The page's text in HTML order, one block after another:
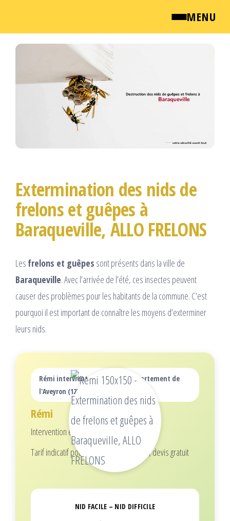
MENU
QUI SOMMES NOUS ?
NEWSROOM
Passer
Extermination des nids de
frelons et guêpes à
Baraqueville, ALLO FRELONS
Les frelons et guêpes sont présents dans la ville de
Baraqueville. Avec l’arrivée de l’été, ces insectes peuvent
causer des problèmes pour les habitants de la commune. C’est
pourquoi il est important de connaître les moyens d’exterminer
leurs nids.
Rémi intervient dans tout le département de
l'Aveyron (12)
Rémi
Intervention écoresponsable
Tarif indicatif pour 1 nid (selon hauteur), devis gratuit
NID FACILE – NID DIFFICILE